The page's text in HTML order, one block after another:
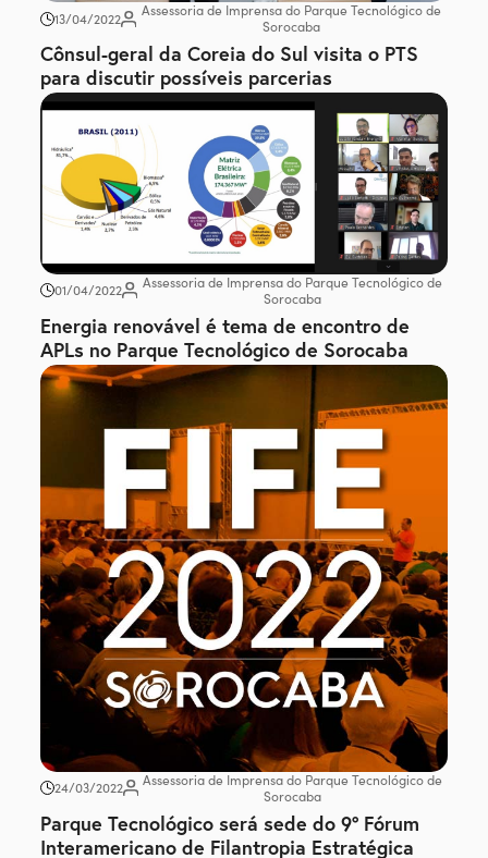
13/04/2022
Assessoria de Imprensa do Parque Tecnológico de
Sorocaba
Cônsul-geral da Coreia do Sul visita o PTS
para discutir possíveis parcerias
01/04/2022
Assessoria de Imprensa do Parque Tecnológico de
Sorocaba
Energia renovável é tema de encontro de
APLs no Parque Tecnológico de Sorocaba
24/03/2022
Assessoria de Imprensa do Parque Tecnológico de
Sorocaba
Parque Tecnológico será sede do 9º Fórum
Interamericano de Filantropia Estratégica